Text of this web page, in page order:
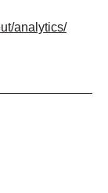
analytics/